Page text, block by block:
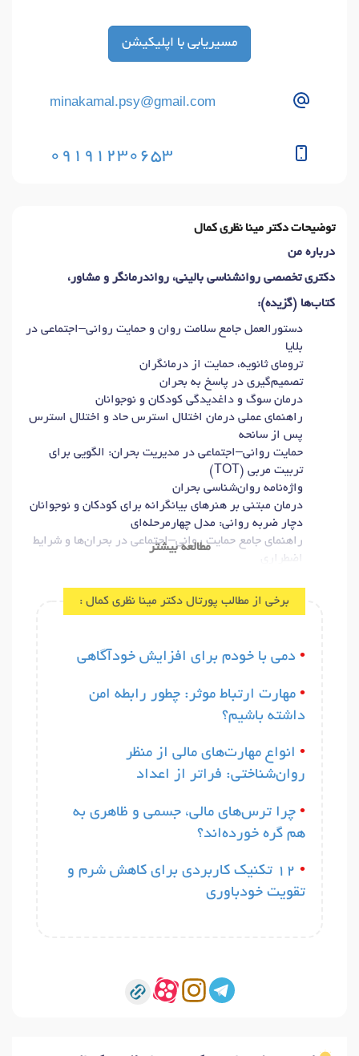
مسیریابی با اپلیکیشن
minakamal.psy@gmail.com
09191230653
توضیحات دکتر مینا نظری کمال
درباره من
دکتری تخصصی روانشناسی بالینی، رواندرمانگر و مشاور،
کتاب‌ها (گزیده):
دستورالعمل جامع سلامت روان و حمایت روانی–اجتماعی در
بلایا
ترومای ثانویه، حمایت از درمانگران
تصمیم‌گیری در پاسخ به بحران
درمان سوگ و داغدیدگی کودکان و نوجوانان
راهنمای عملی درمان اختلال استرس حاد و اختلال استرس
پس از سانحه
حمایت روانی–اجتماعی در مدیریت بحران: الگویی برای
تربیت مربی (TOT)
واژه‌نامه روان‌شناسی بحران
درمان مبتنی بر هنرهای بیانگرانه برای کودکان و نوجوانان
دچار ضربه روانی: مدل چهارمرحله‌ای
راهنمای جامع حمایت روانی–اجتماعی در بحران‌ها و شرایط
اضطراری
آگاهی‌بخشی همگانی
رفتاردرمانی دیالکتیکی: راهنمای خودیاری
مقالات (برگزیده):
اختلالات تجزیه‌ای: تشخیص و درمان (فراترکیب مطالعات
ویژگی‌های روان‌سنجی پرسشنامه اختلال استرس حاد
مشارکت سازمان‌های مردم‌نهاد در پیشگیری از آسیب‌های
روانی–اجتماعی خانواده، کودکان و نوجوانان: مطالعه موردی
بررسی رابطه تاب‌آوری و علائم روان‌شناختی معلمان با
شیوه‌های امدادگری و حمایت روانی–اجتماعی آنان از
مروری بر عوامل پیش‌بینی‌کننده رشد پس از سانحه بر
رابطه کمال‌گرایی و راهبردهای تنظیم شناختی هیجان در
بررسی اثربخشی شناخت‌درمانی مبتنی بر ذهن‌آگاهی در
تنظیم هیجانی زنان زندانی مبتلا به اعتیاد
مطالعه بیشتر
برخی از مطالب پورتال دکتر مینا نظری کمال :
• دمی با خودم برای افزایش خودآگاهی
• مهارت ارتباط موثر: چطور رابطه امن
داشته باشیم؟
• انواع مهارت‌های مالی از منظر
روان‌شناختی: فراتر از اعداد
• چرا ترس‌های مالی، جسمی و ظاهری به
هم گره خورده‌اند؟
•
۱۲ تکنیک کاربردی برای کاهش شرم و
تقویت خودباوری